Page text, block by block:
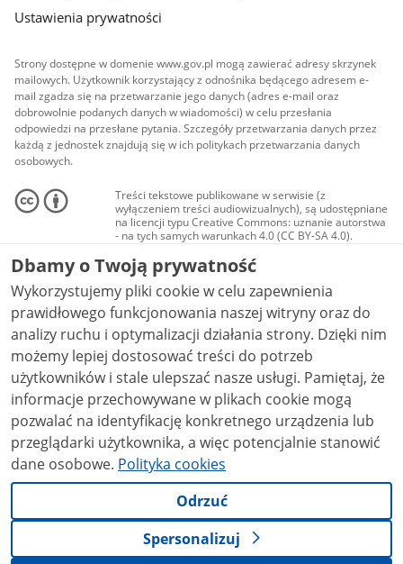
Ustawienia prywatności
Strony dostępne w domenie www.gov.pl mogą zawierać adresy skrzynek
mailowych. Użytkownik korzystający z odnośnika będącego adresem e-
mail zgadza się na przetwarzanie jego danych (adres e-mail oraz
dobrowolnie podanych danych w wiadomości) w celu przesłania
odpowiedzi na przesłane pytania. Szczegóły przetwarzania danych przez
każdą z jednostek znajdują się w ich politykach przetwarzania danych
osobowych.
Treści tekstowe publikowane w serwisie (z
wyłączeniem treści audiowizualnych), są udostępniane
na licencji typu Creative Commons: uznanie autorstwa
- na tych samych warunkach 4.0 (CC BY-SA 4.0).
Materiały audiowizualne, w tym zdjęcia, materiały
audio i wideo, są udostępniane na licencji typu
Creative Commons: uznanie autorstwa użycie
niekomercyjne - bez utworów zależnych 4.0 (CC BY-
NC-ND 4.0), o ile nie jest to stwierdzone inaczej.
Dbamy o Twoją prywatność
Wykorzystujemy pliki cookie w celu zapewnienia
prawidłowego funkcjonowania naszej witryny oraz do
analizy ruchu i optymalizacji działania strony. Dzięki nim
możemy lepiej dostosować treści do potrzeb
użytkowników i stale ulepszać nasze usługi. Pamiętaj, że
informacje przechowywane w plikach cookie mogą
pozwalać na identyfikację konkretnego urządzenia lub
przeglądarki użytkownika, a więc potencjalnie stanowić
dane osobowe. Polityka cookies
Odrzuć
Spersonalizuj